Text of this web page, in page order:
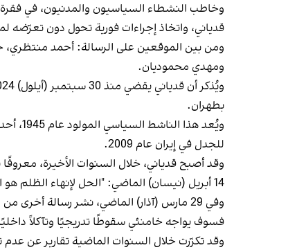
وخاطب النشطاء السياسيون والمدنيون، في
قدیاني، واتخاذ إجراءات فورية تحول دون تعرّضه
ومن بين الموقعين على الرسالة: أحمد منتظري،
ومهدي محموديان.
بطهران.
ويُعد
للجدل في إيران عام 2009.
وقد أصبح قدیاني، خلال السنوات الأخيرة،
14 أبريل (نيسان) الماضي: "الحل لإنهاء الظلم هو الإطاحة بخامنئي وسقوط النظام الإيراني".
وفي 29 مارس (آذار) الماضي، نشر رسالة
فسوف يواجه خامنئي سقوطًا تدريجيًا وتآكلاً
وقد تكرّرت خلال السنوات الماضية تقارير عن عدم